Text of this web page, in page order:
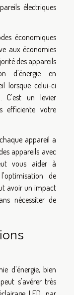
électriques
économiques
aux économies
des appareils
d'énergie en
lorsque celui-ci
C'est un levier
efficiente votre
appareil a
appareils avec
vous aider à
de
avoir un impact
nécessiter de
d'énergie, bien
s'avérer très